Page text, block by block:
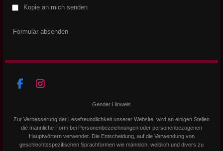
Kopie an mich senden
Formular absenden
F
e
b
o
I
a
g
r
Gender Hinweis
Zur Verbesserung der Lesefreundlichkeit unserer Website, wird an einigen Stellen
die männliche Form bei Personenbezeichnungen oder personenbezogenen
Hauptwörtern verwendet. Die Entscheidung, auf die Verwendung von
geschlechtsspezifischen Sprachformen wie männlich, weiblich und divers zu